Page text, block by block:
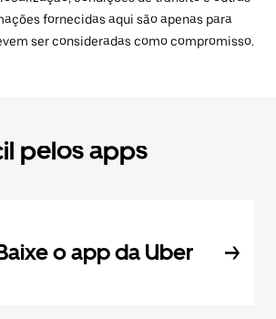
fornecidas aqui são apenas para
ser consideradas como compromisso.
pelos apps
o app da Uber